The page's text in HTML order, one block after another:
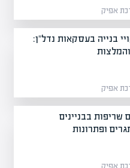
בנייה בעסקאות נדל"ן:
שריפות בבניינים
ופתרונות